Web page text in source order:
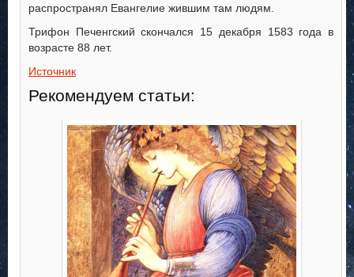
распространял Евангелие жившим там людям.
Трифон Печенгский скончался 15 декабря 1583 года в
возрасте 88 лет.
Источник
Рекомендуем статьи: